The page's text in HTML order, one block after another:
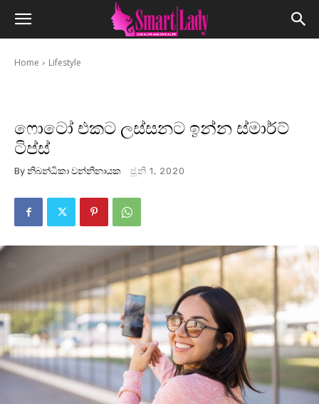
Home Lifestyle
ෆොටෝ එකට ලස්සනට ඉන්න ස්මාර්ට්
ටිප්ස්
By නිබන්ධිකා වන්නිනායක ජූනි 1, 2020